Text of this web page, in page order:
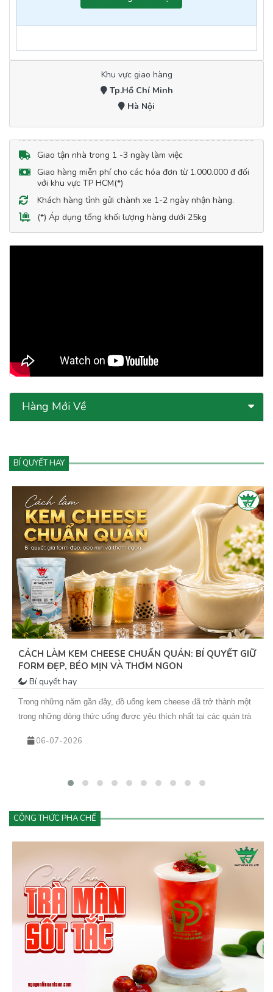
Khu vực giao hàng
Tp.Hồ Chí Minh
Hà Nội
Giao tận nhà trong 1 -3 ngày làm việc
Giao hàng miễn phí cho các hóa đơn từ 1.000.000 đ đối
với khu vực TP HCM(*)
Khách hàng tỉnh gửi chành xe 1-2 ngày nhận hàng.
(*) Áp dụng tổng khối lượng hàng dưới 25kg
Hàng Mới Về
BÍ QUYẾT HAY
MATCHA – “NGÔI SAO XANH” MANG ĐẾN CƠ HỘI
VÀNG CHO QUÁN TRÀ SỮA
Bí quyết hay
Trong vài năm trở lại đây, matcha không chỉ là một nguyên liệu
quen thuộc mà đã trở thành “tâm điểm xu hướng” trong ngành đồ
như matcha kem cheese, matcha dừa, matcha đá xay… tất cả đều
để kinh doanh đồ uống matcha hiệu quả, lâu dài?
25-05-2026
CÔNG THỨC PHA CHẾ